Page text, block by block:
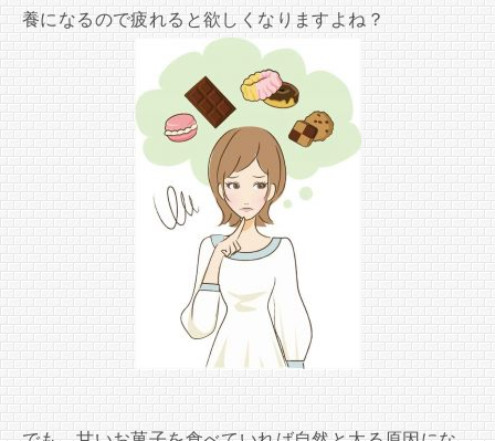
養になるので疲れると欲しくなりますよね？